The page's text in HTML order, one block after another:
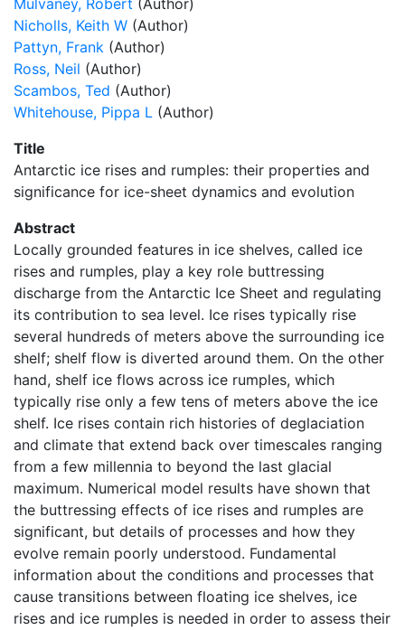
Mulvaney, Robert (Author)
Nicholls, Keith W (Author)
Pattyn, Frank (Author)
Ross, Neil (Author)
Scambos, Ted (Author)
Whitehouse, Pippa L (Author)
Title
Antarctic ice rises and rumples: their properties and
significance for ice-sheet dynamics and evolution
Abstract
Locally grounded features in ice shelves, called ice
rises and rumples, play a key role buttressing
discharge from the Antarctic Ice Sheet and regulating
its contribution to sea level. Ice rises typically rise
several hundreds of meters above the surrounding ice
shelf; shelf flow is diverted around them. On the other
hand, shelf ice flows across ice rumples, which
typically rise only a few tens of meters above the ice
shelf. Ice rises contain rich histories of deglaciation
and climate that extend back over timescales ranging
from a few millennia to beyond the last glacial
maximum. Numerical model results have shown that
the buttressing effects of ice rises and rumples are
significant, but details of processes and how they
evolve remain poorly understood. Fundamental
information about the conditions and processes that
cause transitions between floating ice shelves, ice
rises and ice rumples is needed in order to assess their